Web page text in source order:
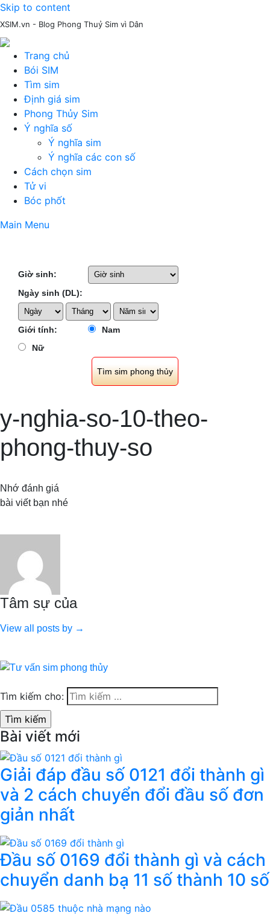
Skip to content
XSIM.vn - Blog Phong Thuỷ Sim vì Dân
Trang chủ
Bói SIM
Tìm sim
Định giá sim
Phong Thủy Sim
Ý nghĩa số
Ý nghĩa sim
Ý nghĩa các con số
Cách chọn sim
Tử vi
Bóc phốt
Main Menu
Giờ sinh:
Ngày sinh (DL):
Giới tính:
Nam
Nữ
y-nghia-so-10-theo-
phong-thuy-so
Nhớ đánh giá
bài viết bạn nhé
Tâm sự của
View all posts by →
Tìm kiếm cho:
Bài viết mới
Giải đáp đầu số 0121 đổi thành gì
và 2 cách chuyển đổi đầu số đơn
giản nhất
Đầu số 0169 đổi thành gì và cách
chuyển danh bạ 11 số thành 10 số